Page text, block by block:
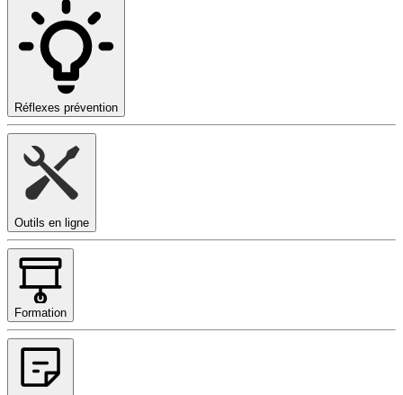
Réflexes prévention
Outils en ligne
Formation